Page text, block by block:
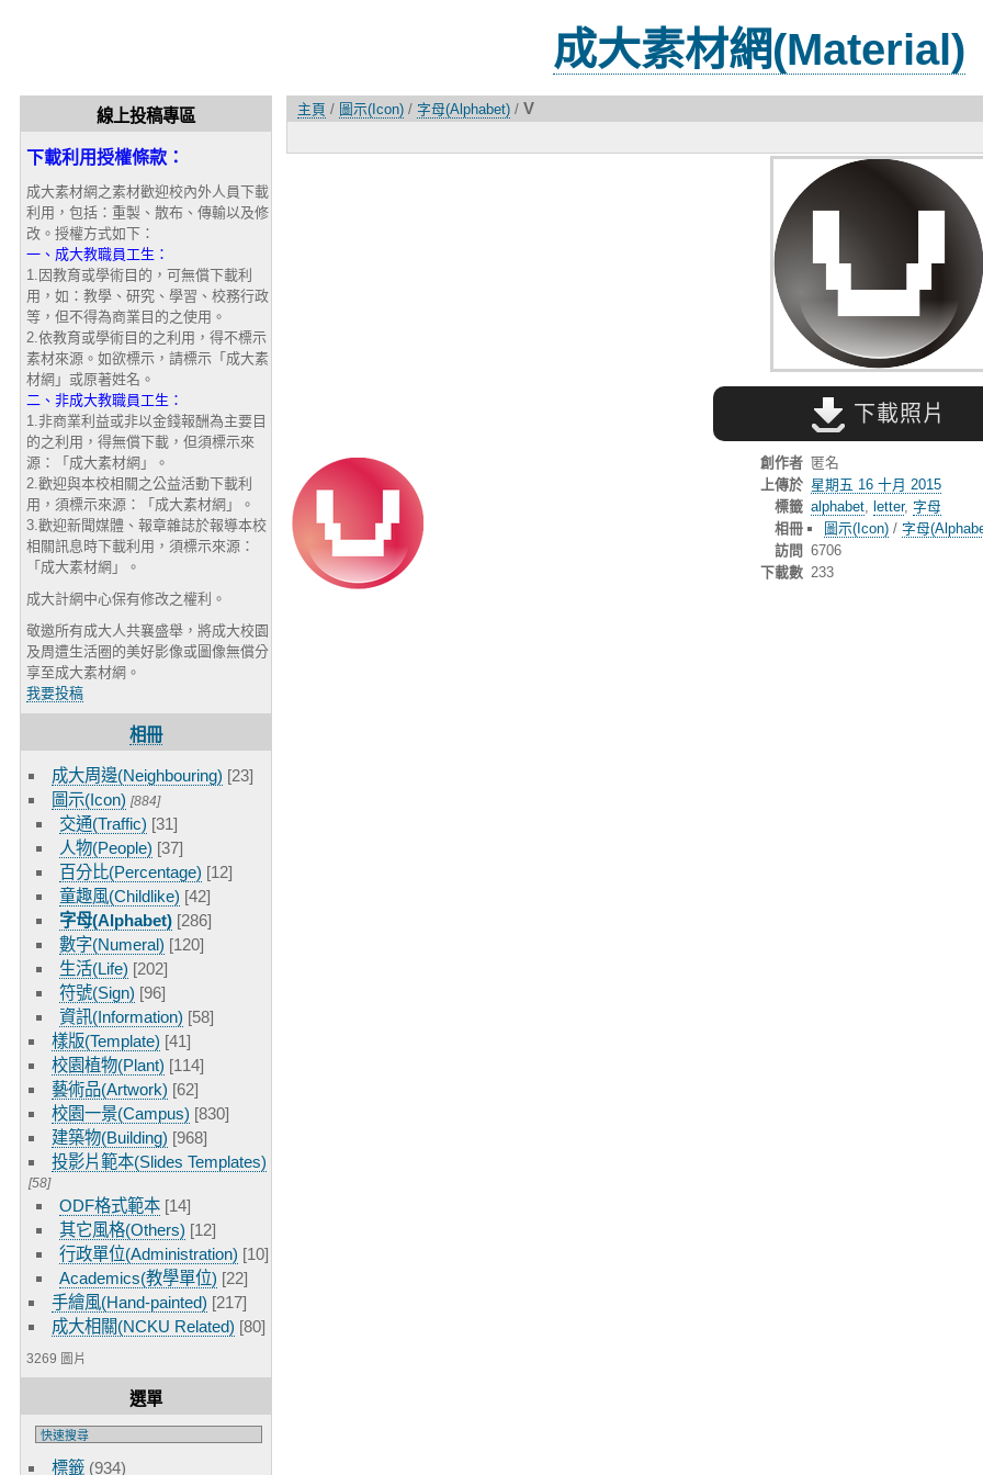
成大素材網(Material)
線上投稿專區
下載利用授權條款：
成大素材網之素材歡迎校內外人員下載
利用，包括：重製、散布、傳輸以及修
改。授權方式如下：
一、成大教職員工生：
1.因教育或學術目的，可無償下載利
用，如：教學、研究、學習、校務行政
等，但不得為商業目的之使用。
2.依教育或學術目的之利用，得不標示
素材來源。如欲標示，請標示「成大素
材網」或原著姓名。
二、非成大教職員工生：
1.非商業利益或非以金錢報酬為主要目
的之利用，得無償下載，但須標示來
源：「成大素材網」。
2.歡迎與本校相關之公益活動下載利
用，須標示來源：「成大素材網」。
3.歡迎新聞媒體、報章雜誌於報導本校
相關訊息時下載利用，須標示來源：
「成大素材網」。
成大計網中心保有修改之權利。
敬邀所有成大人共襄盛舉，將成大校園
及周遭生活圈的美好影像或圖像無償分
享至成大素材網。
我要投稿
相冊
成大周邊(Neighbouring) [23]
圖示(Icon) [884]
交通(Traffic) [31]
人物(People) [37]
百分比(Percentage) [12]
童趣風(Childlike) [42]
字母(Alphabet) [286]
數字(Numeral) [120]
生活(Life) [202]
符號(Sign) [96]
資訊(Information) [58]
樣版(Template) [41]
校園植物(Plant) [114]
藝術品(Artwork) [62]
校園一景(Campus) [830]
建築物(Building) [968]
投影片範本(Slides Templates)
[58]
ODF格式範本 [14]
其它風格(Others) [12]
行政單位(Administration) [10]
Academics(教學單位) [22]
手繪風(Hand-painted) [217]
成大相關(NCKU Related) [80]
3269 圖片
選單
標籤 (934)
主頁 / 圖示(Icon) / 字母(Alphabet) / V
下載照片
創作者 匿名
上傳於 星期五 16 十月 2015
標籤 alphabet, letter, 字母
相冊
圖示(Icon) /字母
訪問 6706
下載數 233